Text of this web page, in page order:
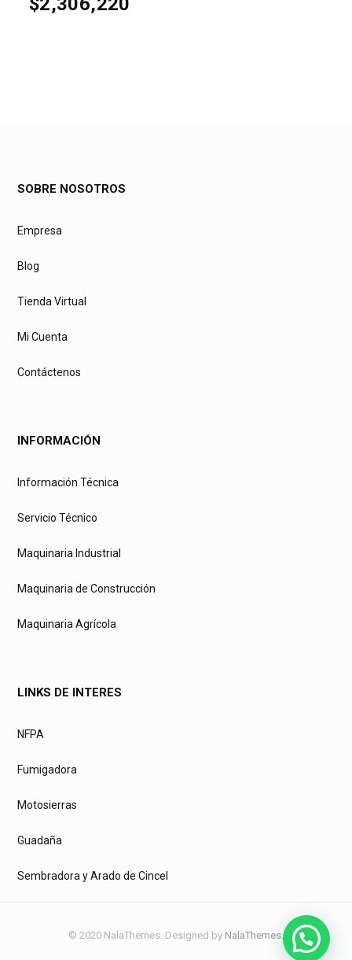
SOBRE NOSOTROS
Empresa
Blog
Tienda Virtual
Mi Cuenta
Contáctenos
INFORMACIÓN
Información Técnica
Servicio Técnico
Maquinaria Industrial
Maquinaria de Construcción
Maquinaria Agrícola
LINKS DE INTERES
NFPA
Fumigadora
Motosierras
Guadaña
Sembradora y Arado de Cincel
© 2020 NalaThemes. Designed by NalaThemes.